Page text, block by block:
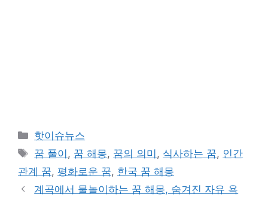
카
테
고
리
핫이슈뉴스
태
그
꿈 풀이 , 꿈 해몽, 꿈의 의미 , 식사하는 꿈, 인간
관계 꿈, 평화로운 꿈, 한국 꿈 해몽
계곡에서 물놀이하는 꿈 해몽, 숨겨진 자유 욕